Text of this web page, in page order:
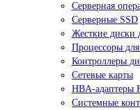
Серверная
Серверные SSD
Жесткие диски
Процессоры для
Контроллеры
Сетевые карты
HBA-адаптеры
Системные